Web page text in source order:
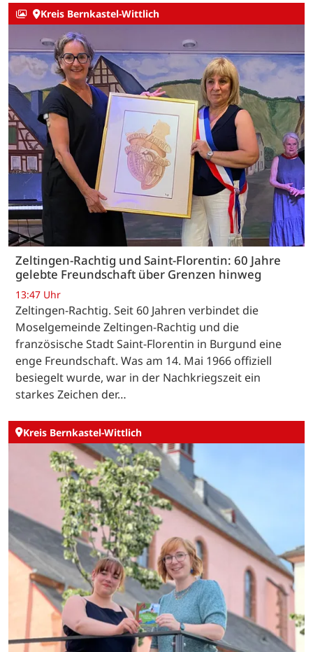
Kreis Bernkastel-Wittlich
Zeltingen-Rachtig und Saint-Florentin: 60 Jahre
gelebte Freundschaft über Grenzen hinweg
13:47 Uhr
Zeltingen-Rachtig. Seit 60 Jahren verbindet die
Moselgemeinde Zeltingen-Rachtig und die
französische Stadt Saint-Florentin in Burgund eine
enge Freundschaft. Was am 14. Mai 1966 offiziell
besiegelt wurde, war in der Nachkriegszeit ein
starkes Zeichen der…
Kreis Bernkastel-Wittlich